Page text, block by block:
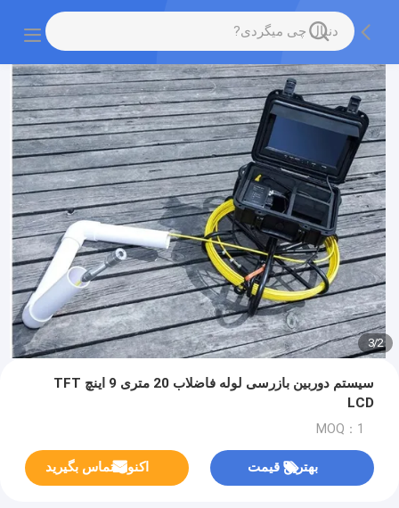
2
/
3
سیستم دوربین بازرسی لوله فاضلاب 20 متری 9 اینچ TFT
LCD
MOQ：1
بهترین قیمت اکنون تماس بگیرید